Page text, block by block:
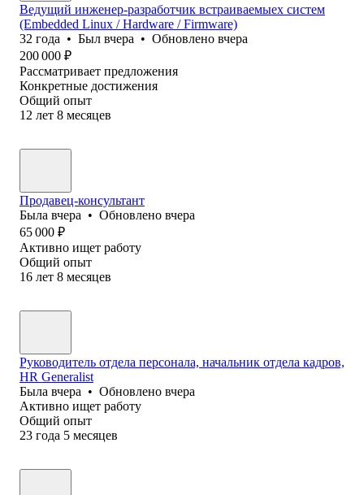
Ведущий инженер-разработчик встраиваемыех систем
(Embedded Linux / Hardware / Firmware)
32 года • Был вчера • Обновлено вчера
200 000 ₽
Рассматривает предложения
Конкретные достижения
Общий опыт
12 лет 8 месяцев
Продавец-консультант
Была вчера • Обновлено вчера
65 000 ₽
Активно ищет работу
Общий опыт
16 лет 8 месяцев
Руководитель отдела персонала, начальник отдела кадров,
HR Generalist
Была вчера • Обновлено вчера
Активно ищет работу
Общий опыт
23 года 5 месяцев